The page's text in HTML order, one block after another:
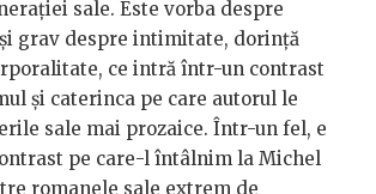
sale. Este vorba despre
grav despre intimitate, dorință
ce intră într-un contrast
și caterinca pe care autorul le
sale mai prozaice. Într-un fel, e
pe care-l întâlnim la Michel
romanele sale extrem de